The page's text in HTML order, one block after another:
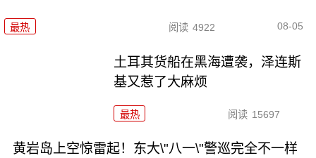
最热 阅读 4922 08-05
土耳其货船在黑海遭袭，泽连斯
基又惹了大麻烦
最热 阅读 15697
黄岩岛上空惊雷起！东大\"八一\"警巡完全不一样